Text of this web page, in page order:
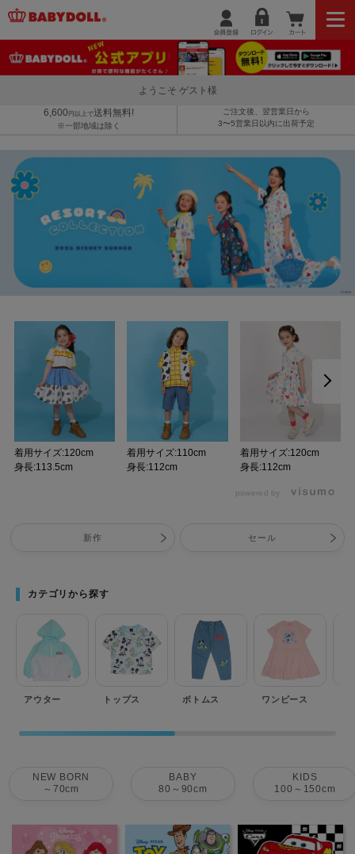
ようこそ ゲスト様
6,600 円以上で送料無料!
※一部地域は除く
ご注文後、翌営業日から
3〜5営業日以内に出荷予定
着用サイズ:120cm
身長:113.5cm
着用サイズ:110cm
身長:112cm
着用サイズ:120cm
身長:112cm
powered by
新作 セール
カテゴリから探す
アウター トップス ボトムス ワンピース
NEW BORN
～70cm
BABY
80～90cm
KIDS
100～150cm